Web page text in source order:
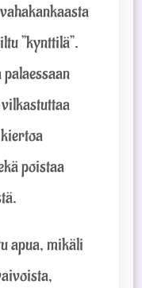
”kynttilä”.
poistaa
apua, mikäli